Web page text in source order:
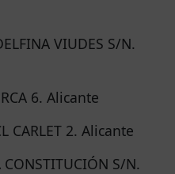
VIUDES S/N.
6. Alicante
CARLET 2. Alicante
CONSTITUCIÓN S/N.